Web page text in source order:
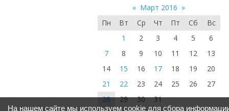
« Март 2016 »
Пн
Вт Ср Чт Пт Сб
Вс
1
2 3 4 5
6
7
8 9 10 11 12
13
14
15 16 17 18 19
20
21
22 23 24 25 26
27
28
29 30 31
На нашем сайте мы используем cookie для сбора